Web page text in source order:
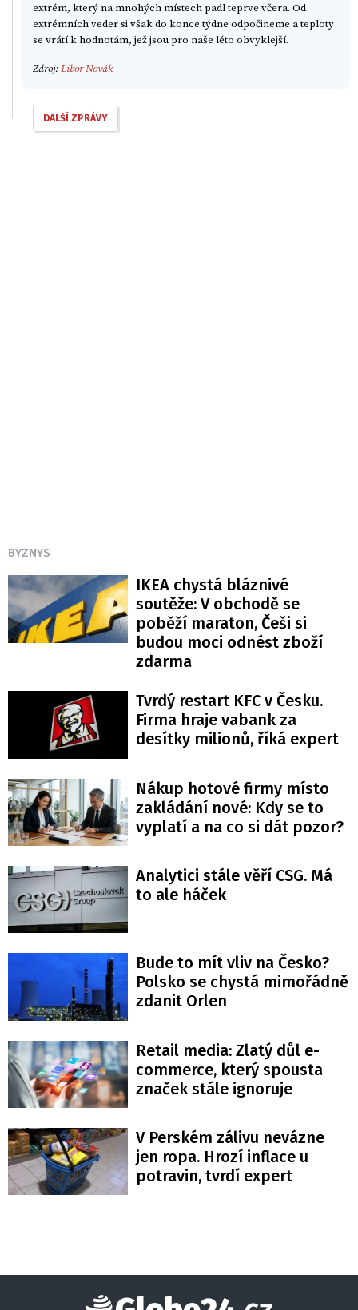
extrém, který na mnohých místech padl teprve včera. Od
extrémních veder si však do konce týdne odpočineme a teploty
se vrátí k hodnotám, jež jsou pro naše léto obvyklejší.
Zdroj:Libor Novák
DALŠÍ ZPRÁVY
BYZNYS
IKEA chystá bláznivé
soutěže: V obchodě se
poběží maraton, Češi si
budou moci odnést zboží
zdarma
Tvrdý restart KFC v Česku.
Firma hraje vabank za
desítky milionů, říká expert
Nákup hotové firmy místo
zakládání nové: Kdy se to
vyplatí a na co si dát pozor?
Analytici stále věří CSG. Má
to ale háček
Bude to mít vliv na Česko?
Polsko se chystá mimořádně
zdanit Orlen
Retail media: Zlatý důl e-
commerce, který spousta
značek stále ignoruje
V Perském zálivu nevázne
jen ropa. Hrozí inflace u
potravin, tvrdí expert
Globe24